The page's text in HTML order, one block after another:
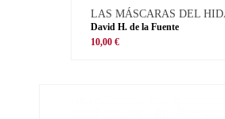
LAS MÁSCARAS DEL
David H. de la Fuente
10,00 €